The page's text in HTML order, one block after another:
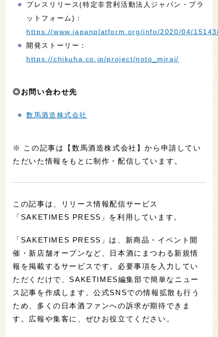
プレスリリース(特定非営利活動法人ジャパン・プラ
ットフォーム)：
https://www.japanplatform.org/info/2020/04/
開発ストーリー：
https://chikuha.co.jp/project/noto_mirai/
◎お問い合わせ先
数馬酒造株式会社
※ この記事は【数馬酒造株式会社】から申請してい
ただいた情報をもとに制作・配信しています。
この記事は、リリース情報配信サービス
「SAKETIMES PRESS」を利用しています。
「SAKETIMES PRESS」は、新商品・イベント開
催・新店舗オープンなど、日本酒にまつわる新規情
報を掲載するサービスです。必要事項を入力してい
ただくだけで、SAKETIMES編集部で簡単なニュー
ス記事を作成します。公式SNSでの情報拡散も行う
ため、多くの日本酒ファンへの訴求が期待できま
す。広報や集客に、ぜひお役立てください。